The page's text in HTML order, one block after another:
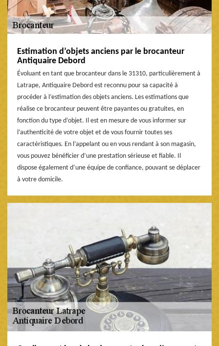
Estimation d’objets anciens par le brocanteur
Antiquaire Debord
Évoluant en tant que brocanteur dans le 31310, particulièrement à
Latrape, Antiquaire Debord est reconnu pour sa capacité à
procéder à l’estimation des objets anciens. Les estimations que
réalise ce brocanteur peuvent être payantes ou gratuites, en
fonction du type d’objet. Il est en mesure de vous informer sur
l’authenticité de votre objet et de vous fournir toutes ses
caractéristiques. En l’appelant ou en vous rendant à son magasin,
vous pouvez bénéficier d’une prestation sérieuse et fiable. Il
dispose également d’une équipe de confiance, pouvant se déplacer
à votre domicile.